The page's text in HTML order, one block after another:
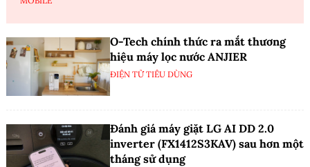
O-Tech chính thức ra mắt thương
hiệu máy lọc nước ANJIER
ĐIỆN TỬ TIÊU DÙNG
Đánh giá máy giặt LG AI DD 2.0
inverter (FX1412S3KAV) sau hơn một
tháng sử dụng